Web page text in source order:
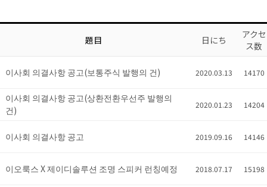
題目 日にち
アクセ
ス数
이사회 의결사항 공고(보통주식 발행의 건) 2020.03.13 14170
이사회 의결사항 공고(상환전환우선주 발행의
건)
2020.01.23 14204
이사회 의결사항 공고 2019.09.16 14146
이오룩스 X 제이디솔루션 조명 스피커 런칭예정 2018.07.17 15198